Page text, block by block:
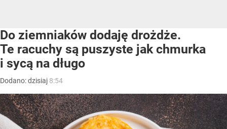
Do ziemniaków dodaję drożdże.
Te racuchy są puszyste jak chmurka
i sycą na długo
Dodano:dzisiaj 8:54